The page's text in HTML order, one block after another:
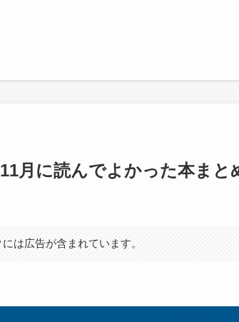
月に読んでよかった本まと
は広告が含まれています。